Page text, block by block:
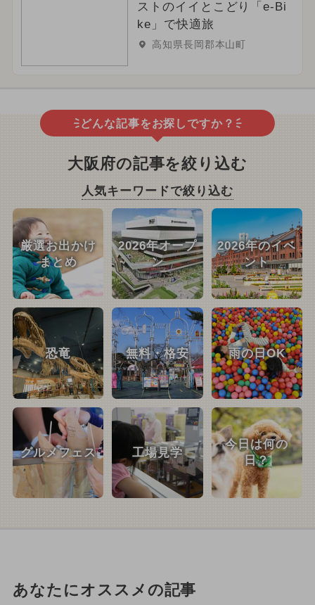
ストのイイとこどり「e-Bi
ke」で快適旅
高知県長岡郡本山町
どんな記事をお探しですか？
大阪府の記事を絞り込む
人気キーワードで絞り込む
厳選お出かけ
まとめ
2026年オープ
ン
2026年のイベ
ント
恐竜 無料・格安 雨の日OK
グルメフェス 工場見学
今日は何の
日？
あなたにオススメの記事